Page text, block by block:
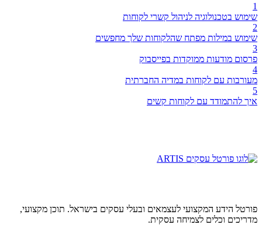
1
שימוש בטכנולוגיה לניהול קשרי לקוחות
2
שימוש במילות מפתח שהלקוחות שלך מחפשים
3
פרסום מודעות ממוקדות בפייסבוק
4
מעורבות עם לקוחות במדיה החברתית
5
איך להתמודד עם לקוחות קשים
פורטל הידע המקצועי לעצמאים ובעלי עסקים בישראל. תוכן מקצועי,
מדריכים וכלים לצמיחה עסקית.